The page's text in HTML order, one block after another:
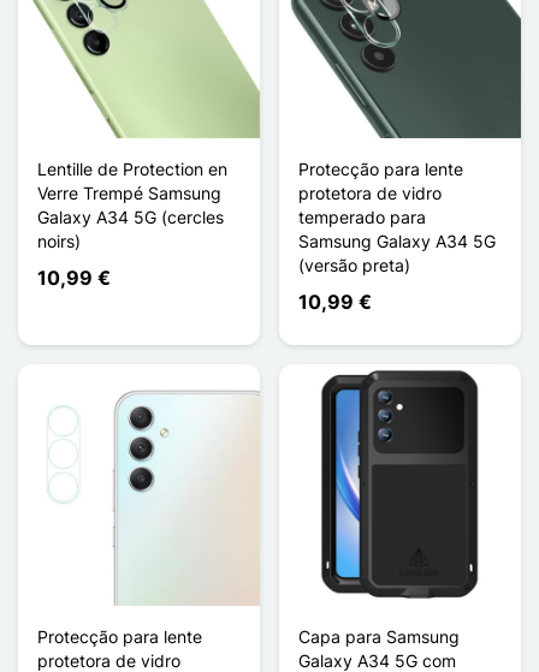
Lentille de Protection en
Verre Trempé Samsung
Galaxy A34 5G (cercles
noirs)
10,99 €
Protecção para lente
protetora de vidro
temperado para
Samsung Galaxy A34 5G
(versão preta)
10,99 €
Protecção para lente
protetora de vidro
Capa para Samsung
Galaxy A34 5G com